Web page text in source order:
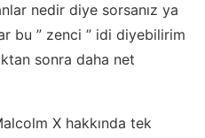
nedir diye sorsanız ya
bu ” zenci ” idi diyebilirim
sonra daha net
X hakkında tek